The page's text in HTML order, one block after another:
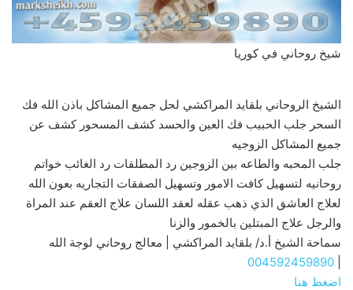
شيخ روحاني في كوريا
الشيخ الروحاني بلقايد المراكشي لحل جميع المشاكل باذن الله فك
السحر جلب الحبيب فك العين والحسد كشف المسحور كشف عن
جميع المشاكل الزوجيه
جلب المحبه والطاعه بين الزوجين رد المطلقات رد الغائب خواتم
روحانيه لتسهيل كافت الامور وتسهيل الصفقات التجاريه بعون الله
لعلاج العاشق الذي ذهب عقله لعقد اللسان علاج العقم عند المراة
والرجل علاج المبتلين بالخمور والزنا
سماحة الشيخ أ.د/ بلقايد المراكشي | معالج روحاني لوجة الله
004592459890
اضغط هنا